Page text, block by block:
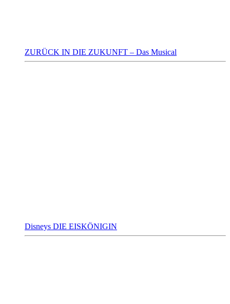
ZURÜCK IN DIE ZUKUNFT – Das Musical
Disneys DIE EISKÖNIGIN